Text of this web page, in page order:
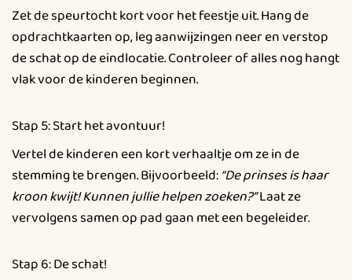
Zet de speurtocht kort voor het feestje uit. Hang de
opdrachtkaarten op, leg aanwijzingen neer en verstop
de schat op de eindlocatie. Controleer of alles nog hangt
vlak voor de kinderen beginnen.
Stap 5: Start het avontuur!
Vertel de kinderen een kort verhaaltje om ze in de
stemming te brengen. Bijvoorbeeld:“De prinses is haar
kroon kwijt! Kunnen jullie helpen zoeken?”Laat ze
vervolgens samen op pad gaan met een begeleider.
Stap 6: De schat!